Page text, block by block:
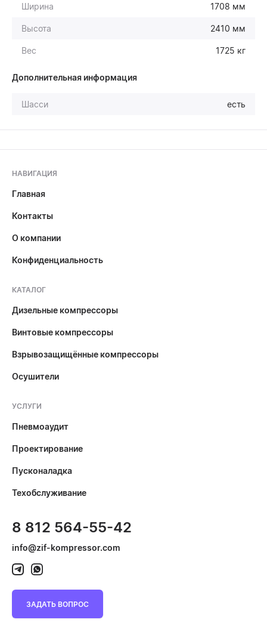
Ширина 1708 мм
Высота 2410 мм
Вес 1725 кг
Дополнительная информация
Шасси есть
НАВИГАЦИЯ
Главная
Контакты
О компании
Конфиденциальность
КАТАЛОГ
Дизельные компрессоры
Винтовые компрессоры
Взрывозащищённые компрессоры
Осушители
УСЛУГИ
Пневмоаудит
Проектирование
Пусконаладка
Техобслуживание
8 812 564-55-42
info@zif-kompressor.com
ЗАДАТЬ ВОПРОС